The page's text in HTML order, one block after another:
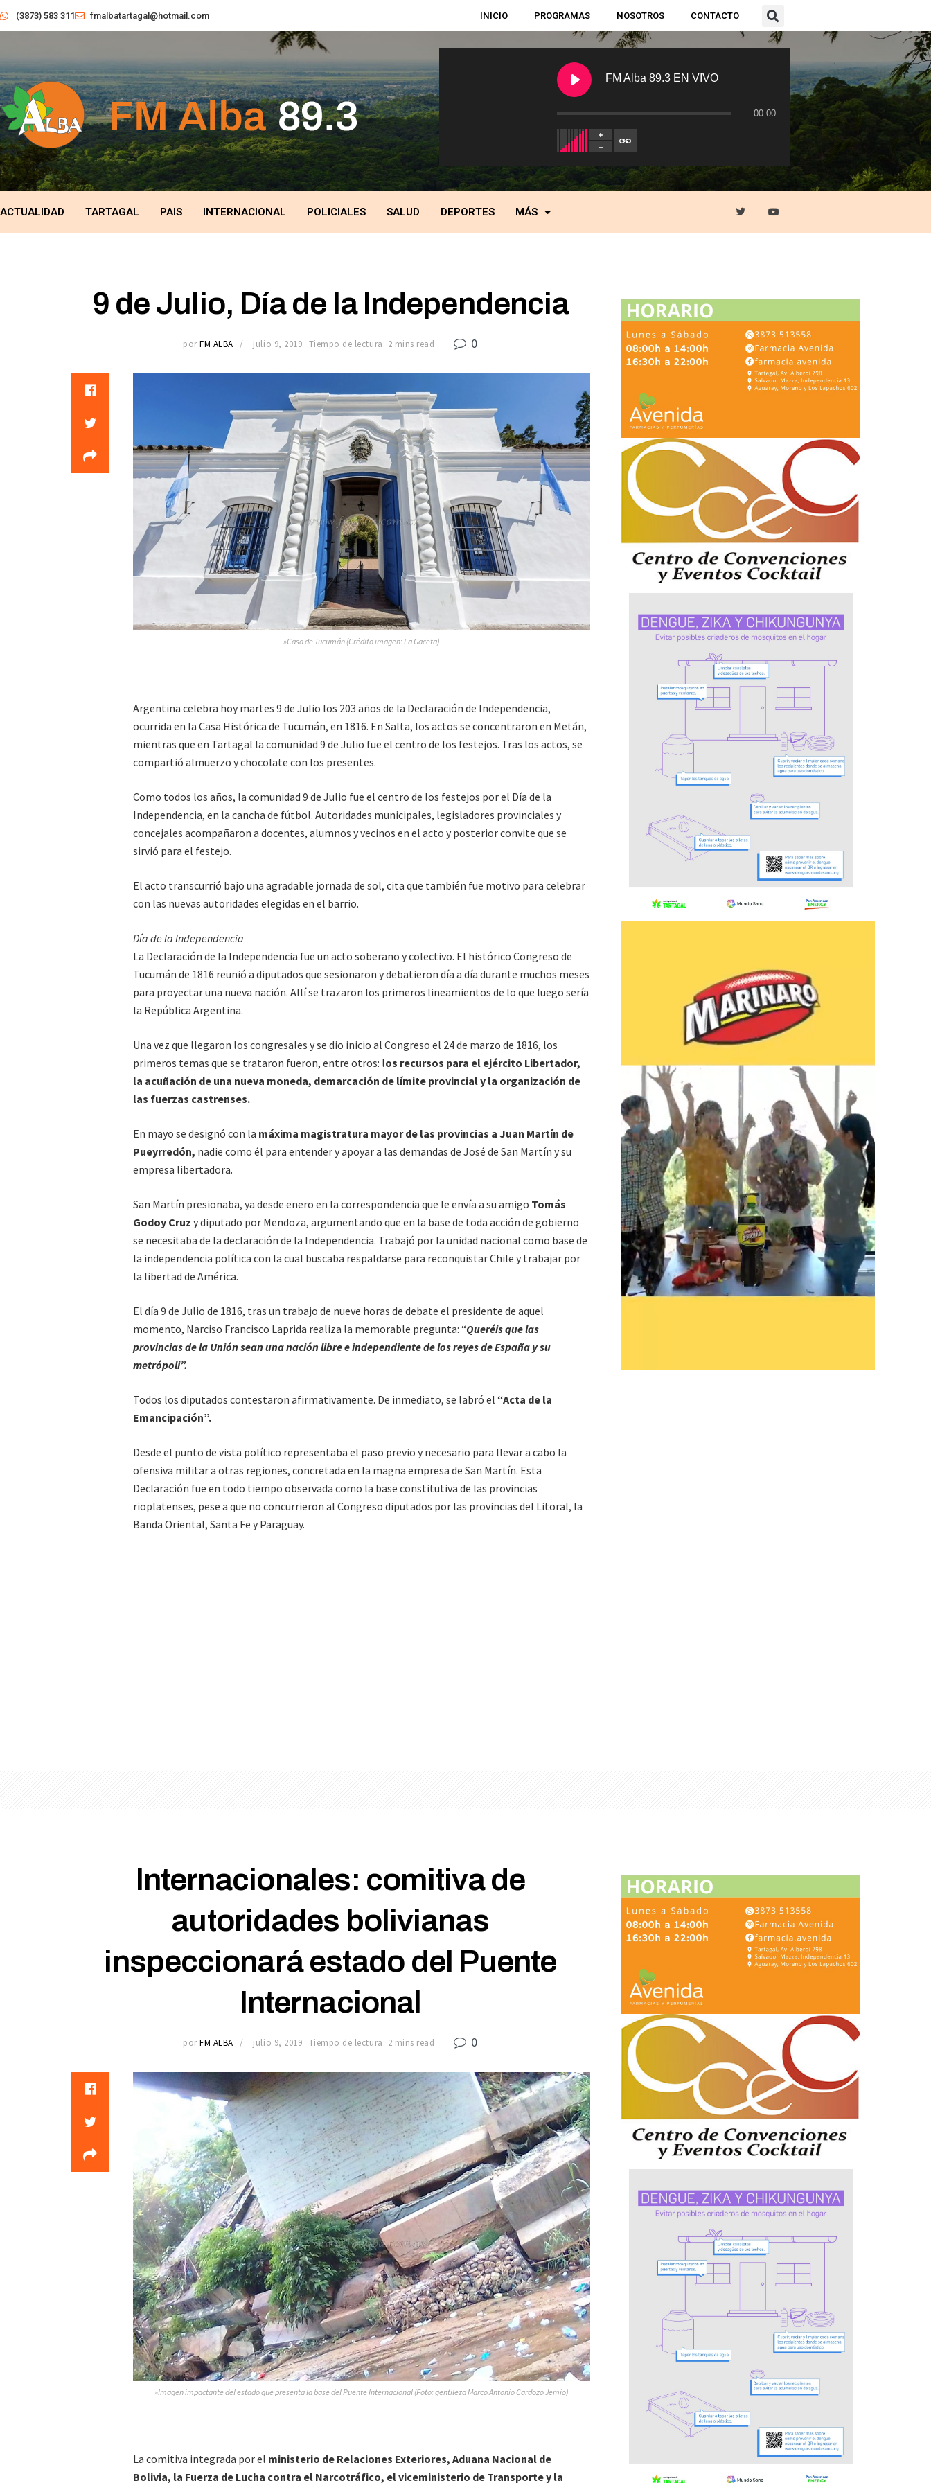
(3873) 583 311 fmalbatartagal@hotmail.com INICIO PROGRAMAS NOSOTROS CONTACTO
FM Alba 89.3 EN VIVO
00:00
ACTUALIDAD TARTAGAL PAIS INTERNACIONAL POLICIALES SALUD DEPORTES MÁS
9 de Julio, Día de la Independencia
por FM ALBA julio 9, 2019 Tiempo de lectura: 2 mins read 0
»Casa de Tucumán (Crédito imagen: La Gaceta)
Argentina celebra hoy martes 9 de Julio los 203 años de la Declaración de Independencia,
ocurrida en la Casa Histórica de Tucumán, en 1816. En Salta, los actos se concentraron en Metán,
mientras que en Tartagal la comunidad 9 de Julio fue el centro de los festejos. Tras los actos, se
compartió almuerzo y chocolate con los presentes.
Como todos los años, la comunidad 9 de Julio fue el centro de los festejos por el Día de la
Independencia, en la cancha de fútbol. Autoridades municipales, legisladores provinciales y
concejales acompañaron a docentes, alumnos y vecinos en el acto y posterior convite que se
sirvió para el festejo.
El acto transcurrió bajo una agradable jornada de sol, cita que también fue motivo para celebrar
con las nuevas autoridades elegidas en el barrio.
Día de la Independencia
La Declaración de la Independencia fue un acto soberano y colectivo. El histórico Congreso de
Tucumán de 1816 reunió a diputados que sesionaron y debatieron día a día durante muchos meses
para proyectar una nueva nación. Allí se trazaron los primeros lineamientos de lo que luego sería
la República Argentina.
Una vez que llegaron los congresales y se dio inicio al Congreso el 24 de marzo de 1816, los
primeros temas que se trataron fueron, entre otros: los recursos para el ejército Libertador,
la acuñación de una nueva moneda, demarcación de límite provincial y la organización de
las fuerzas castrenses.
En mayo se designó con la máxima magistratura mayor de las provincias a Juan Martín de
Pueyrredón, nadie como él para entender y apoyar a las demandas de José de San Martín y su
empresa libertadora.
San Martín presionaba, ya desde enero en la correspondencia que le envía a su amigo Tomás
Godoy Cruz y diputado por Mendoza, argumentando que en la base de toda acción de gobierno
se necesitaba de la declaración de la Independencia. Trabajó por la unidad nacional como base de
la independencia política con la cual buscaba respaldarse para reconquistar Chile y trabajar por
la libertad de América.
El día 9 de Julio de 1816, tras un trabajo de nueve horas de debate el presidente de aquel
momento, Narciso Francisco Laprida realiza la memorable pregunta: “Queréis que las
provincias de la Unión sean una nación libre e independiente de los reyes de España y su
metrópoli”.
Todos los diputados contestaron afirmativamente. De inmediato, se labró el “Acta de la
Emancipación”.
Desde el punto de vista político representaba el paso previo y necesario para llevar a cabo la
ofensiva militar a otras regiones, concretada en la magna empresa de San Martín. Esta
Declaración fue en todo tiempo observada como la base constitutiva de las provincias
rioplatenses, pese a que no concurrieron al Congreso diputados por las provincias del Litoral, la
Banda Oriental, Santa Fe y Paraguay.
Internacionales: comitiva de
autoridades bolivianas
inspeccionará estado del Puente
Internacional
por FM ALBA julio 9, 2019 Tiempo de lectura: 2 mins read 0
»Imagen impactante del estado que presenta la base del Puente Internacional (Foto: gentileza Marco Antonio Cardozo Jemio)
La comitiva integrada por el ministerio de Relaciones Exteriores, Aduana Nacional de
Bolivia, la Fuerza de Lucha contra el Narcotráfico, el viceministerio de Transporte y la